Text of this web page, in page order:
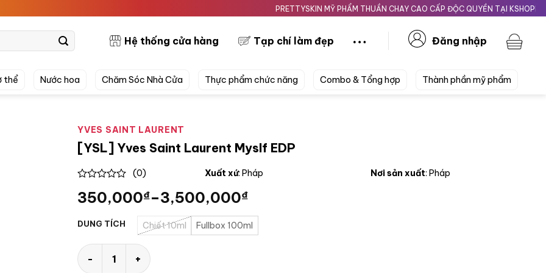
PRETTYSKIN MỸ PHẨM THUẦN CHAY CAO CẤP ĐỘC QUYỀN TẠI KSHOPBEAUTY.VN
Hệ thống cửa hàng Tạp chí làm đẹp Đăng nhập
thể Nước hoa Chăm Sóc Nhà Cửa Thực phẩm chức năng Combo & Tổng hợp Thành phần mỹ phẩm
YVES SAINT LAURENT
[YSL] Yves Saint Laurent Myslf EDP
out
(0) Xuất xứ: Pháp Nơi sản xuất: Pháp
350,000₫–3,500,000₫
DUNG TÍCH Chiết 10ml Fullbox 100ml
[YSL] Yves Saint Laurent Myslf EDP số lượng